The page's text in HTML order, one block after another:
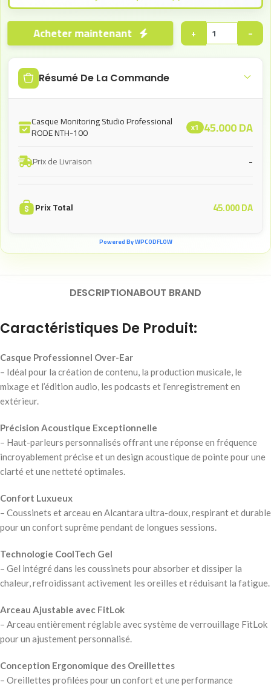
−
+
Acheter maintenant
Résumé De La Commande
Casque Monitoring Studio Professional
RODE NTH-100 x1 45.000DA
Prix de Livraison -
Prix Total 45.000DA
Powered By WPCODFLOW
DESCRIPTIONABOUT BRAND
Caractéristiques De Produit:
Casque Professionnel Over-Ear
– Idéal pour la création de contenu, la production musicale, le
mixage et l’édition audio, les podcasts et l’enregistrement en
extérieur.
Précision Acoustique Exceptionnelle
– Haut-parleurs personnalisés offrant une réponse en fréquence
incroyablement précise et un design acoustique de pointe pour une
clarté et une netteté optimales.
Confort Luxueux
– Coussinets et arceau en Alcantara ultra-doux, respirant et durable
pour un confort suprême pendant de longues sessions.
Technologie CoolTech Gel
– Gel intégré dans les coussinets pour absorber et dissiper la
chaleur, refroidissant activement les oreilles et réduisant la fatigue.
Arceau Ajustable avec FitLok
– Arceau entièrement réglable avec système de verrouillage FitLok
pour un ajustement personnalisé.
Conception Ergonomique des Oreillettes
– Oreillettes profilées pour un confort et une performance